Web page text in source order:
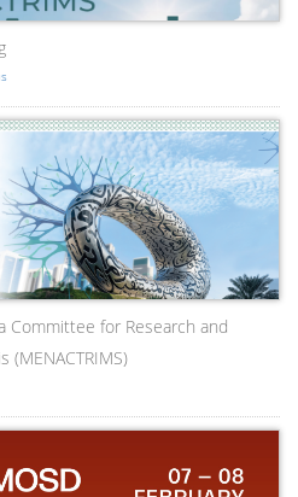
Committee for Research and